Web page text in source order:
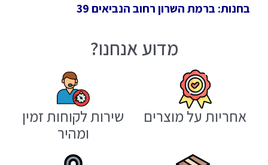
בחנות: ברמת השרון רחוב הנביאים 39
מדוע אנחנו?
אחריות על מוצרים
שירות לקוחות זמין
ומהיר